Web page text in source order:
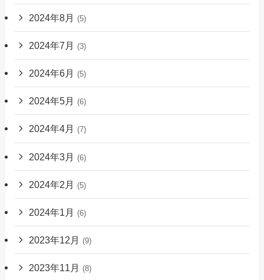
2024年8月 (5)
2024年7月 (3)
2024年6月 (5)
2024年5月 (6)
2024年4月 (7)
2024年3月 (6)
2024年2月 (5)
2024年1月 (6)
2023年12月 (9)
2023年11月 (8)